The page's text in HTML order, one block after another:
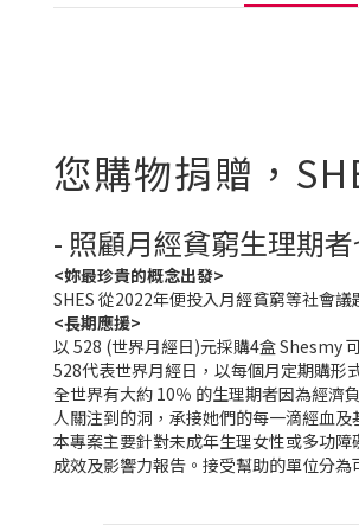
您購物捐贈，
- 照顧月經貧窮生理期
<妳最珍貴的概念出發>
SHES 從2022年便投入月經貧窮等社會
<長期應援>
以 528 (世界月經日)元採購4盒 Shesmy
528代表世界月經日，以每個月定期購形
全世界有大約 10％ 的生理期者因為經濟
人關注到的洞，承接她們的每一滴經血及
本專案主要針對未成年生理女性或多功
成效及影響力報告。接受幫助的單位分